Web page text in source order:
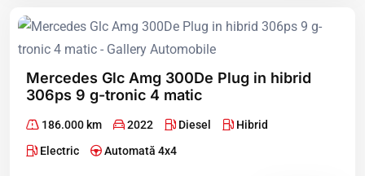
Mercedes Glc Amg 300De Plug in hibrid
306ps 9 g-tronic 4 matic
186.000 km 2022 Diesel
Hibrid
Electric
Automată 4x4